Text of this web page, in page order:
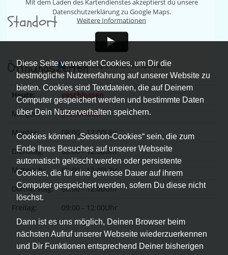
Diese Seite verwendet Cookies, um Dir die
bestmögliche Nutzererfahrung auf unserer Website zu
bieten. Cookies sind Textdateien, die auf Deinem
Computer gespeichert werden und bestimmte Daten
über Dein Nutzerverhalten speichern.
Cookies können „Session-Cookies“ sein, die zum
Ende Ihres Besuches auf unserer Webseite
automatisch gelöscht werden oder persistente
Cookies, die für eine gewisse Dauer auf ihrem
Computer gespeichert werden, sofern Du diese nicht
löschst.
Dann ist es uns möglich, Deinen Browser beim
nächsten Aufruf unserer Webseite wiederzuerkennen
und Dir Funktionen entsprechend Deiner bisherigen
Standort
Mit dem Laden des Kartendienstes akzeptierst du unsere
Datenschutzerklärung zu Google Maps.
Weitere Informationen
Google Maps immer entsperren
Öffnungszeiten
Heute:
geschlossen
Morgen:
geschlossen
Montag:
08:00 - 12:00Uhr
Dienstag:
08:00 - 12:00Uhr
Mittwoch:
08:00 - 12:00Uhr
Donnerstag:
08:00 - 12:00Uhr
Freitag:
09:00 - 12:00Uhr